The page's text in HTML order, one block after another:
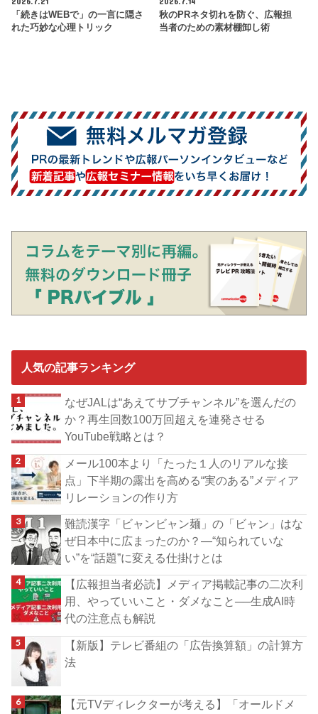
「続きはWEBで」の一言に隠さ
れた巧妙な心理トリック
秋のPRネタ切れを防ぐ、広報担
当者のための素材棚卸し術
人気の記事ランキング
なぜJALは“あえてサブチャンネル”を選んだの
か？再生回数100万回超えを連発させる
YouTube戦略とは？
メール100本より「たった１人のリアルな接
点」下半期の露出を高める“実のある”メディア
リレーションの作り方
難読漢字「ビャンビャン麺」の「ビャン」はな
ぜ日本中に広まったのか？―“知られていな
い”を“話題”に変える仕掛けとは
【広報担当者必読】メディア掲載記事の二次利
用、やっていいこと・ダメなこと──生成AI時
代の注意点も解説
【新版】テレビ番組の「広告換算額」の計算方
法
【元TVディレクターが考える】「オールドメ